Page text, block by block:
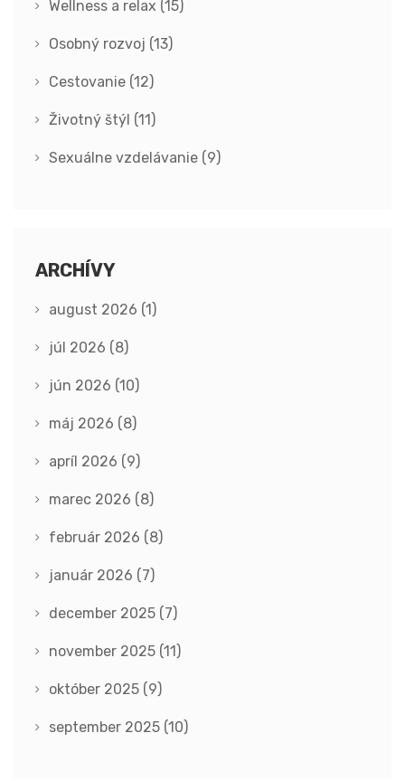
Wellness a relax (15)
Osobný rozvoj (13)
Cestovanie (12)
Životný štýl (11)
Sexuálne vzdelávanie (9)
ARCHÍVY
august 2026 (1)
júl 2026 (8)
jún 2026 (10)
máj 2026 (8)
apríl 2026 (9)
marec 2026 (8)
február 2026 (8)
január 2026 (7)
december 2025 (7)
november 2025 (11)
október 2025 (9)
september 2025 (10)